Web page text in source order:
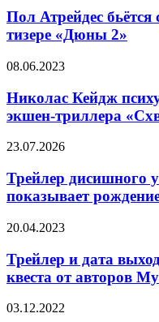
втором
сезоне
бьётся
равных
свежем
«Дюны
2»
Пол Атрейдес
тизере «Дюны 2»
Николас
психует
не
по-
в
экшен-
триллера
с
08.06.2023
Николас Кейдж
экшен-триллера
Трейлер
ужастика
«Глиноликий»
показывает
трагического
23.07.2026
Трейлер дисишного
показывает
Трейлер
дата
выхода
Firmament
нового
20.04.2023
Трейлер и дата
квеста от авторов
Экшен-
03.12.2022